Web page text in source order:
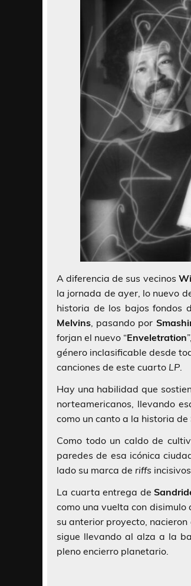
A diferencia de sus vecinos
la jornada de ayer, lo nuevo
historia de los bajos fondos
Melvins, pasando por
forjan el nuevo “Enveletration
género inclasificable desde
canciones de este cuarto LP.
Hay una habilidad que
norteamericanos, llevando
como un canto a la historia de
Como todo un caldo de
paredes de esa icónica
lado su marca de riffs
La cuarta entrega de
como una vuelta con disimulo
su anterior proyecto, nacieron
sigue llevando al alza a la
pleno encierro planetario.